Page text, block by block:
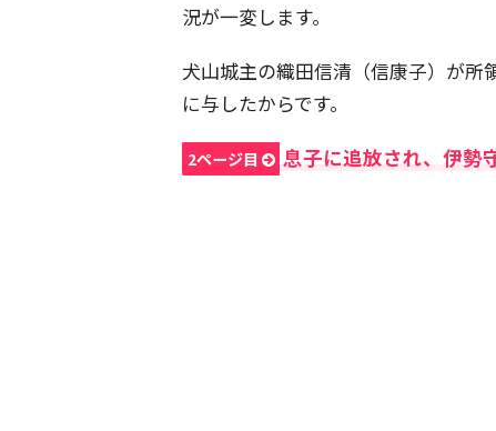
況が一変します。
犬山城主の織田信清（信康子）が所
に与したからです。
2ページ目 息子に追放され、伊勢